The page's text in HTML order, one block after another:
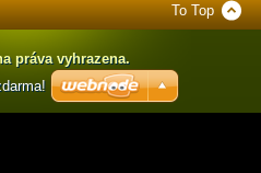
To Top
práva vyhrazena.